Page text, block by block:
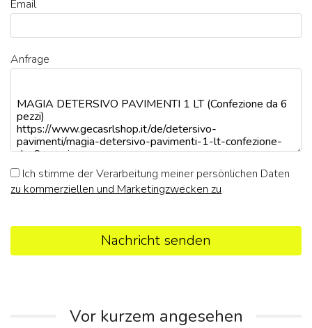
Email
Anfrage
Ich stimme der Verarbeitung meiner persönlichen Daten
zu kommerziellen und Marketingzwecken zu
Nachricht senden
Vor kurzem angesehen